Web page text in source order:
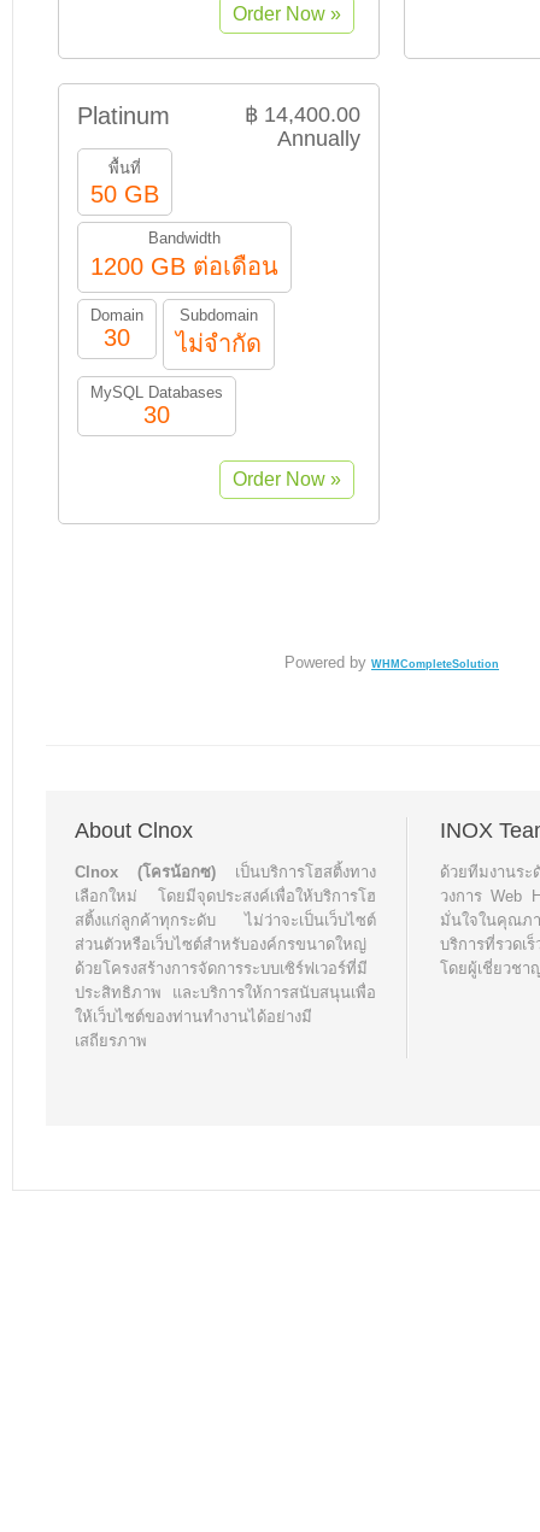
฿ 14,400.00
Annually
Platinum
พื้นที่
50 GB
Bandwidth
1200 GB ต่อเดือน
Domain
30
Subdomain
ไม่จำกัด
MySQL Databases
30
Powered by WHMCompleteSolution
About Clnox
Clnox (โครน้อกซ) เป็นบริการโฮสติ้งทาง
เลือกใหม่ โดยมีจุดประสงค์เพื่อให้บริการโฮ
สติ้งแก่ลูกค้าทุกระดับ ไม่ว่าจะเป็นเว็บไซต์
ส่วนตัวหรือเว็บไซต์สำหรับองค์กรขนาดใหญ่
ด้วยโครงสร้างการจัดการระบบเซิร์ฟเวอร์ที่มี
ประสิทธิภาพ และบริการให้การสนับสนุนเพื่อ
ให้เว็บไซต์ของท่านทำงานได้อย่างมี
เสถียรภาพ
INOX
ด้วยทีมงานร
วงการ Web
มั่นใจในคุณภ
บริการที่รวด
โดยผู้เชี่ยวชา